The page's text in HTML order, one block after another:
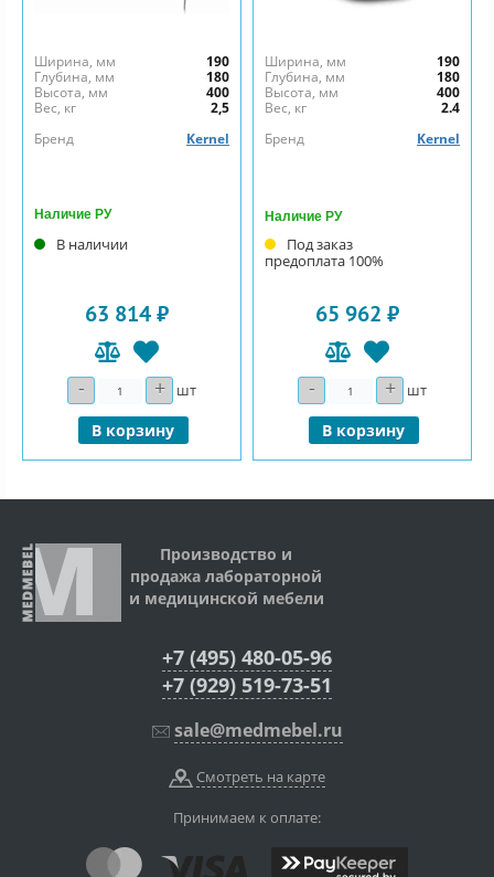
Ширина, мм
190
Глубина, мм
180
Высота, мм
400
Вес, кг
2,5
Бренд
Kernel
Наличие РУ
В наличии
63 814 ₽
- Количество+ шт
В корзину
Ширина, мм
190
Глубина, мм
180
Высота, мм
400
Вес, кг
2.4
Бренд
Kernel
Наличие РУ
Под заказ
предоплата 100%
65 962 ₽
- Количество+ шт
В корзину
Производство и
продажа лабораторной
и медицинской мебели
+7 (495) 480-05-96
+7 (929) 519-73-51
sale@medmebel.ru
Смотреть на карте
Принимаем к оплате: